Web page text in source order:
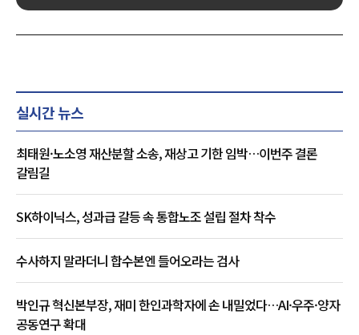
실시간 뉴스
최태원·노소영 재산분할 소송, 재상고 기한 임박…이번주 결론
갈림길
SK하이닉스, 성과급 갈등 속 통합노조 설립 절차 착수
수사하지 말라더니 합수본엔 들어오라는 검사
박인규 혁신본부장, 재미 한인과학자에 손 내밀었다…AI·우주·양자
공동연구 확대